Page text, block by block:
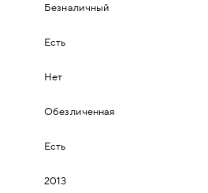
НАЗАД
Безналичный
Есть
Нет
Обезличенная
Есть
2013